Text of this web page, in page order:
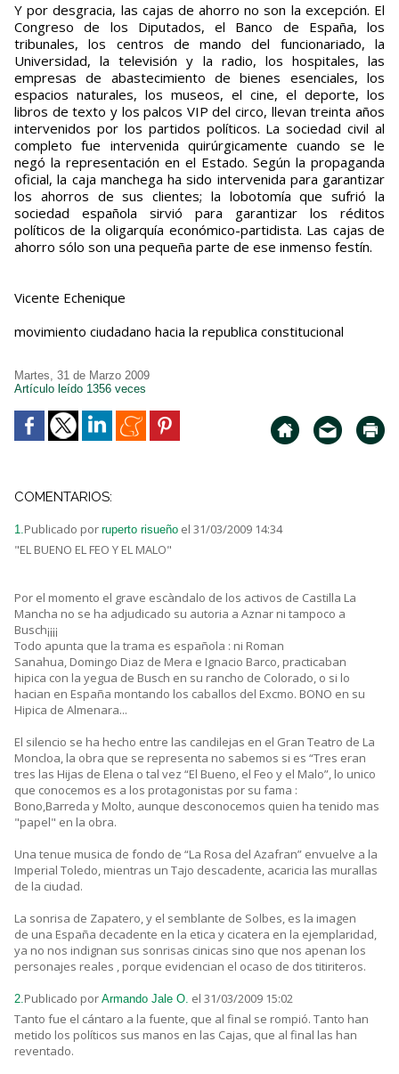
Y por desgracia, las cajas de ahorro no son la excepción. El
Congreso de los Diputados, el Banco de España, los
tribunales, los centros de mando del funcionariado, la
Universidad, la televisión y la radio, los hospitales, las
empresas de abastecimiento de bienes esenciales, los
espacios naturales, los museos, el cine, el deporte, los
libros de texto y los palcos VIP del circo, llevan treinta años
intervenidos por los partidos políticos. La sociedad civil al
completo fue intervenida quirúrgicamente cuando se le
negó la representación en el Estado. Según la propaganda
oficial, la caja manchega ha sido intervenida para garantizar
los ahorros de sus clientes; la lobotomía que sufrió la
sociedad española sirvió para garantizar los réditos
políticos de la oligarquía económico-partidista. Las cajas de
ahorro sólo son una pequeña parte de ese inmenso festín.
Vicente Echenique
movimiento ciudadano hacia la republica constitucional
Martes, 31 de Marzo 2009
Artículo leído 1356 veces
COMENTARIOS:
1.Publicado por ruperto risueño el 31/03/2009 14:34
"EL BUENO EL FEO Y EL MALO"
Por el momento el grave escàndalo de los activos de Castilla La
Mancha no se ha adjudicado su autoria a Aznar ni tampoco a
Busch¡¡¡¡
Todo apunta que la trama es española : ni Roman
Sanahua, Domingo Diaz de Mera e Ignacio Barco, practicaban
hipica con la yegua de Busch en su rancho de Colorado, o si lo
hacian en España montando los caballos del Excmo. BONO en su
Hipica de Almenara...
El silencio se ha hecho entre las candilejas en el Gran Teatro de La
Moncloa, la obra que se representa no sabemos si es “Tres eran
tres las Hijas de Elena o tal vez “El Bueno, el Feo y el Malo”, lo unico
que conocemos es a los protagonistas por su fama :
Bono,Barreda y Molto, aunque desconocemos quien ha tenido mas
"papel" en la obra.
Una tenue musica de fondo de “La Rosa del Azafran” envuelve a la
Imperial Toledo, mientras un Tajo descadente, acaricia las murallas
de la ciudad.
La sonrisa de Zapatero, y el semblante de Solbes, es la imagen
de una España decadente en la etica y cicatera en la ejemplaridad,
ya no nos indignan sus sonrisas cinicas sino que nos apenan los
personajes reales , porque evidencian el ocaso de dos titiriteros.
2.Publicado por Armando Jale O. el 31/03/2009 15:02
Tanto fue el cántaro a la fuente, que al final se rompió. Tanto han
metido los políticos sus manos en las Cajas, que al final las han
reventado.